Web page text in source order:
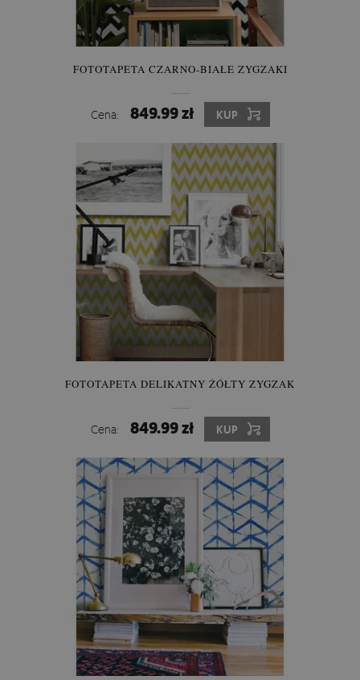
FOTOTAPETA CZARNO-BIAŁE ZYGZAKI
Cena: 849.99 zł KUP
FOTOTAPETA DELIKATNY ŻÓŁTY ZYGZAK
Cena: 849.99 zł KUP